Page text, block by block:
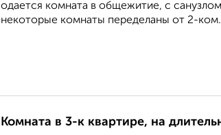
одается комната в общежитие, с
некоторые комнаты переделаны от 2-
Комната в 3-к квартире, на